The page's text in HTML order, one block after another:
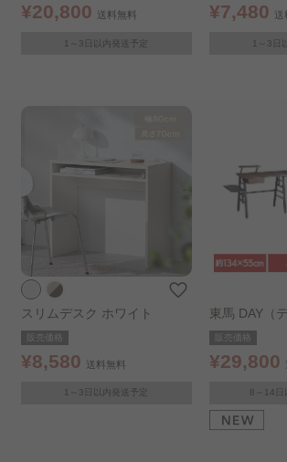
¥20,800 送料無料
1～3日以内発送予定
¥7,480 送
1～3日
スリムデスク ホワイト
販売価格
¥8,580 送料無料
1～3日以内発送予定
東馬 DAY（
ラウン
販売価格
¥29,800
8～14日